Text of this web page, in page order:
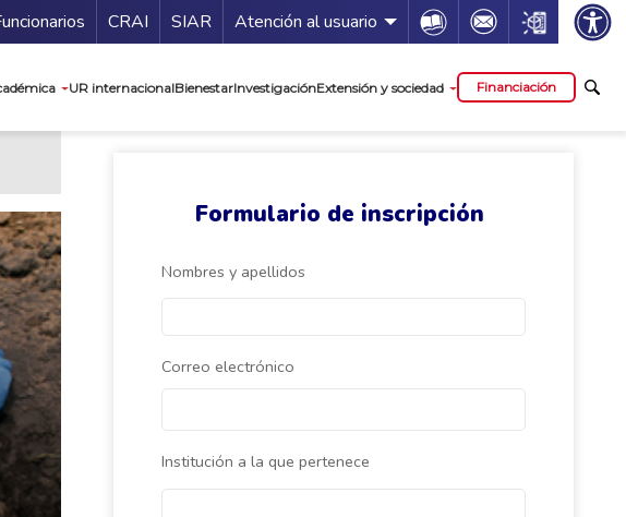
Guía de servicios
CRAI SIAR Atención al usuario Icon Icon Icon
UR internacionalBienestarInvestigaciónExtensión y sociedad Financiación
Formulario de inscripción
Nombres y apellidos
Correo electrónico
Institución a la que pertenece